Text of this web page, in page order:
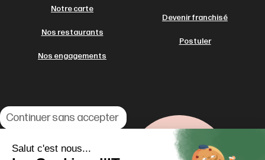
Continuer sans accepter
Salut c'est nous...
Notre carte
Nos restaurants
Nos engagements
Devenir franchisé
Postuler